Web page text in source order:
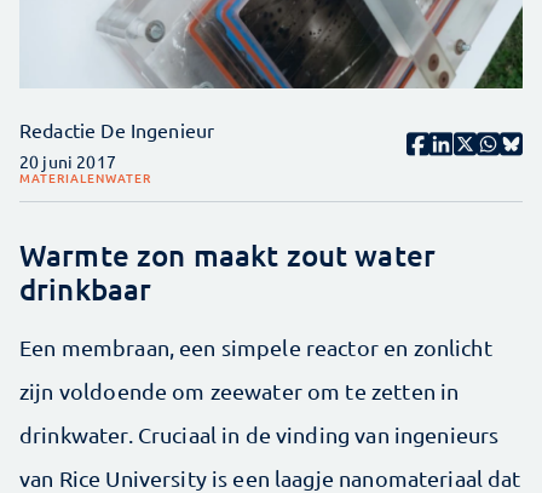
Redactie De Ingenieur
20 juni 2017
MATERIALENWATER
Warmte zon maakt zout water
drinkbaar
Een membraan, een simpele reactor en zonlicht
zijn voldoende om zeewater om te zetten in
drinkwater. Cruciaal in de vinding van ingenieurs
van Rice University is een laagje nanomateriaal dat